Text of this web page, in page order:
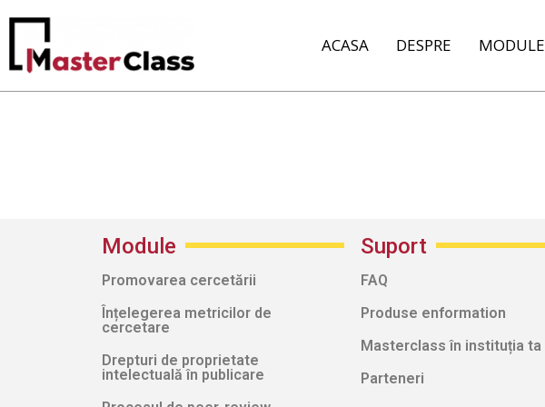
ACASA DESPRE MODULE
Module
Promovarea cercetării
Înțelegerea metricilor de
cercetare
Drepturi de proprietate
intelectuală în publicare
Suport
FAQ
Produse enformation
Masterclass în instituția ta
Parteneri